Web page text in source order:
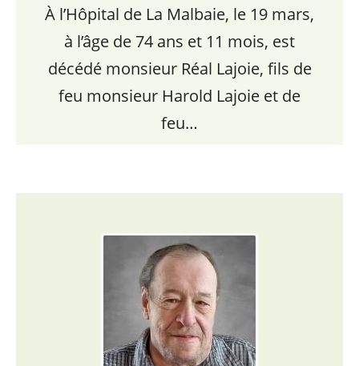
À l’Hôpital de La Malbaie, le 19 mars,
à l’âge de 74 ans et 11 mois, est
décédé monsieur Réal Lajoie, fils de
feu monsieur Harold Lajoie et de
feu…